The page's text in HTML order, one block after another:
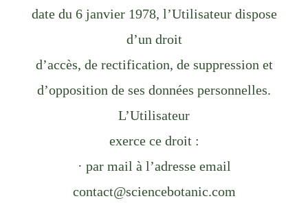
date du 6 janvier 1978, l’Utilisateur dispose
d’un droit
d’accès, de rectification, de suppression et
d’opposition de ses données personnelles.
L’Utilisateur
exerce ce droit :
· par mail à l’adresse email
contact@sciencebotanic.com